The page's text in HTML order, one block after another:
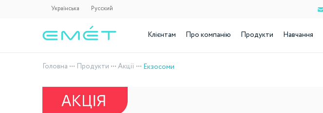
Українська Русский
Клієнтам Про компанію Продукти Навчання
Головна ••• Продукти ••• Акції ••• Екзосоми